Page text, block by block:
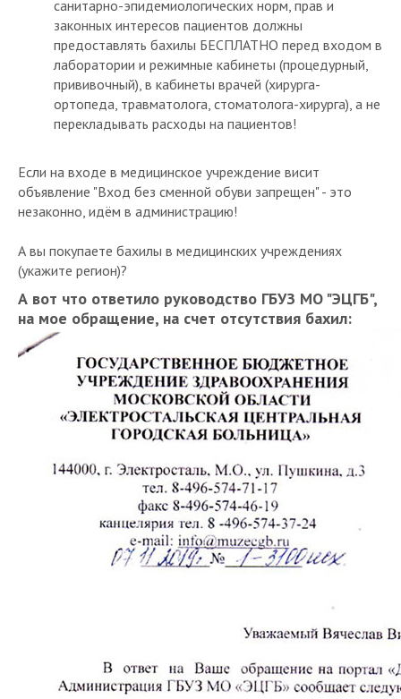
санитарно-эпидемиологических норм, прав и
законных интересов пациентов должны
предоставлять бахилы БЕСПЛАТНО перед входом в
лаборатории и режимные кабинеты (процедурный,
прививочный), в кабинеты врачей (хирурга-
ортопеда, травматолога, стоматолога-хирурга), а не
перекладывать расходы на пациентов!
Если на входе в медицинское учреждение висит
объявление "Вход без сменной обуви запрещен" - это
незаконно, идём в администрацию!
А вы покупаете бахилы в медицинских учреждениях
(укажите регион)?
А вот что ответило руководство ГБУЗ МО "ЭЦГБ",
на мое обращение, на счет отсутствия бахил: